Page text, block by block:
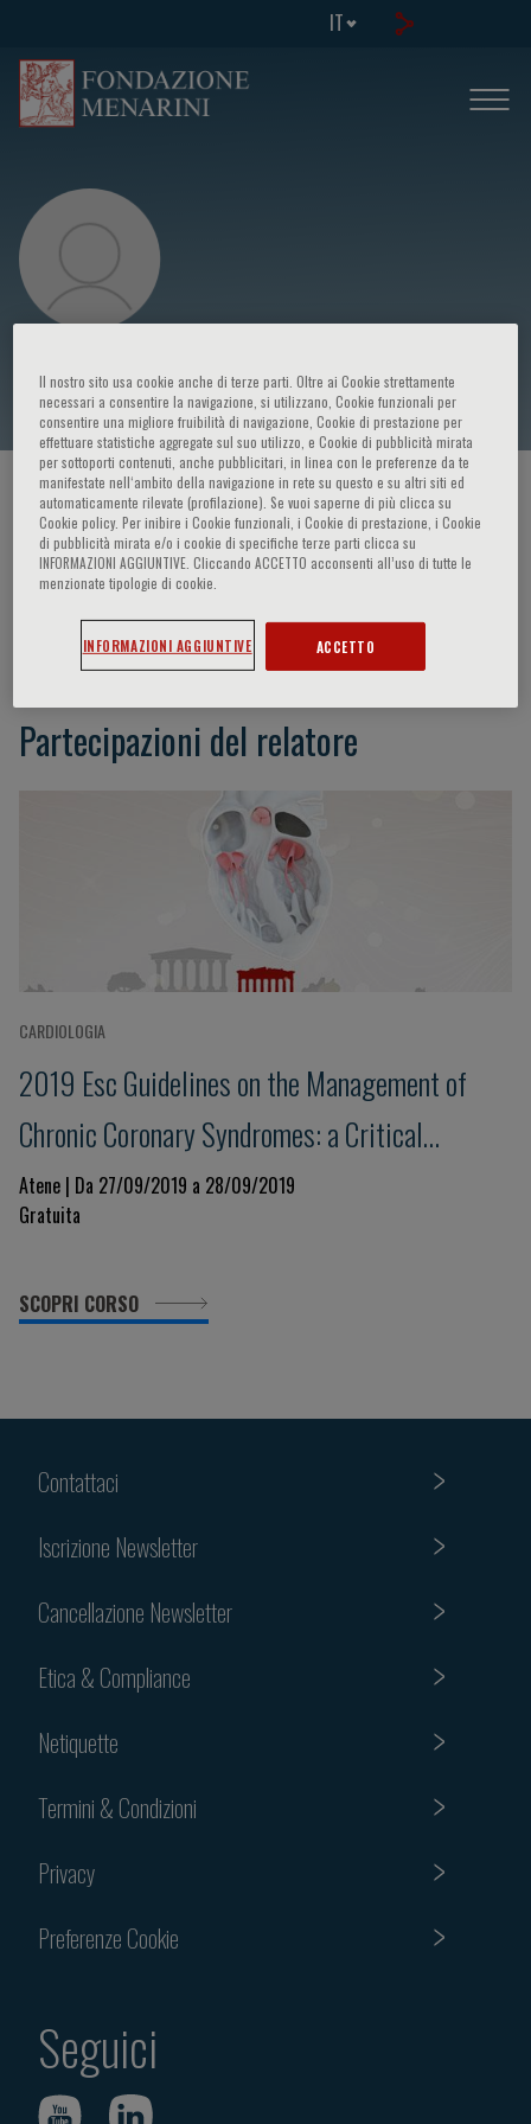
IT
Jose Lopez-Sendon
HOME PAGE / CORSI ED EVENTI / RELATORE
Jose Lopez-Sendon
Partecipazioni del relatore
CARDIOLOGIA
2019 Esc Guidelines on the Management of
Chronic Coronary Syndromes: a Critical
Approach
Atene | Da 27/09/2019 a 28/09/2019
Gratuita
SCOPRI CORSO
Contattaci
Iscrizione Newsletter
Cancellazione Newsletter
Etica & Compliance
Netiquette
Termini & Condizioni
Privacy
Preferenze Cookie
Seguici
Il nostro sito usa cookie anche di terze parti. Oltre ai Cookie strettamente
necessari a consentire la navigazione, si utilizzano, Cookie funzionali per
consentire una migliore fruibilità di navigazione, Cookie di prestazione per
effettuare statistiche aggregate sul suo utilizzo, e Cookie di pubblicità mirata
per sottoporti contenuti, anche pubblicitari, in linea con le preferenze da te
manifestate nell‘ambito della navigazione in rete su questo e su altri siti ed
automaticamente rilevate (profilazione). Se vuoi saperne di più clicca su
Cookie policy. Per inibire i Cookie funzionali, i Cookie di prestazione, i Cookie
di pubblicità mirata e/o i cookie di specifiche terze parti clicca su
INFORMAZIONI AGGIUNTIVE. Cliccando ACCETTO acconsenti all’uso di tutte le
menzionate tipologie di cookie.
INFORMAZIONI AGGIUNTIVE ACCETTO